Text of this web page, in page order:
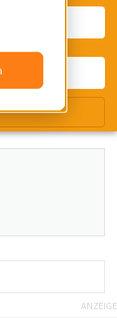
ANZEIGE